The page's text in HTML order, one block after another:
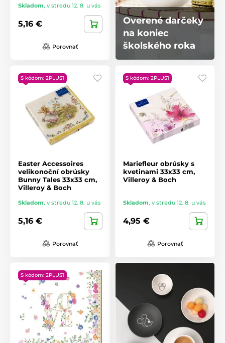
Skladom, v stredu 12. 8. u vás
5,16 €
Porovnať
Overené darčeky
na koniec
školského roka
S kódom: 2PLUS1
Easter Accessoires
velikonoční obrúsky
Bunny Tales 33x33 cm,
Villeroy & Boch
Skladom, v stredu 12. 8. u vás
5,16 €
Porovnať
S kódom: 2PLUS1
Mariefleur obrúsky s
kvetinami 33x33 cm,
Villeroy & Boch
Skladom, v stredu 12. 8. u vás
4,95 €
Porovnať
S kódom: 2PLUS1